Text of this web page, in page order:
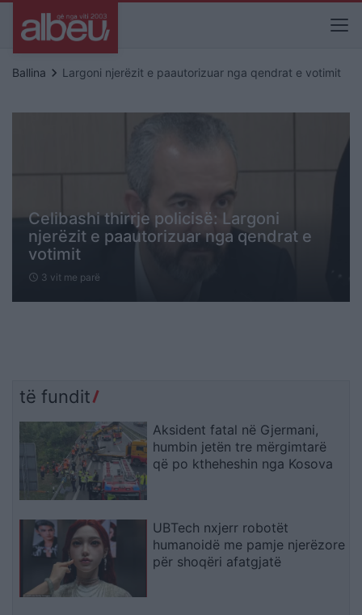
Ballina keyboard_arrow_right Largoni njerëzit e paautorizuar nga qendrat e votimit
Celibashi thirrje policisë: Largoni
njerëzit e paautorizuar nga qendrat e
votimit
schedule 3 vit me parë
të fundit
Aksident fatal në Gjermani,
humbin jetën tre mërgimtarë
që po ktheheshin nga Kosova
UBTech nxjerr robotët
humanoidë me pamje njerëzore
për shoqëri afatgjatë